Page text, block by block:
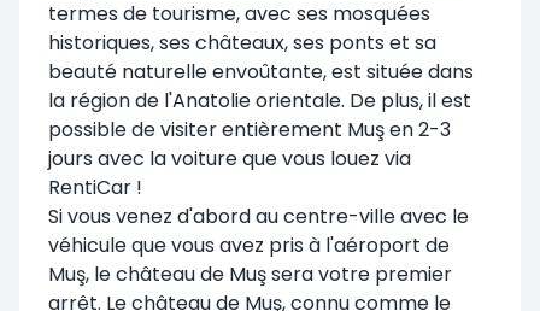
termes de tourisme, avec ses mosquées
historiques, ses châteaux, ses ponts et sa
beauté naturelle envoûtante, est située dans
la région de l'Anatolie orientale. De plus, il est
possible de visiter entièrement Muş en 2-3
jours avec la voiture que vous louez via
RentiCar !
Si vous venez d'abord au centre-ville avec le
véhicule que vous avez pris à l'aéroport de
Muş, le château de Muş sera votre premier
arrêt. Le château de Muş, connu comme le